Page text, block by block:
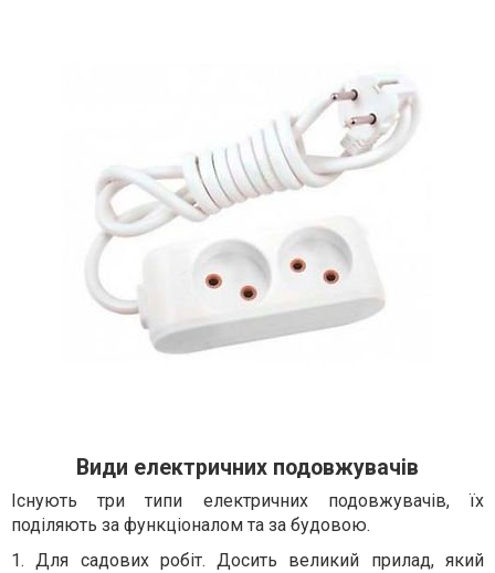
Види електричних подовжувачів
Існують три типи електричних подовжувачів, їх
поділяють за функціоналом та за будовою.
1. Для садових робіт. Досить великий прилад, який